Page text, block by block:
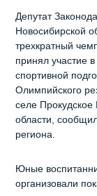
Депутат
Новосибирской
трехкратный
принял участие
спортивной
Олимпийского
селе Прокудское
области,
региона.
Юные
организовали